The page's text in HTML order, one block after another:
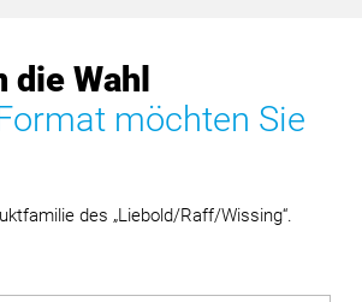
die Wahl
möchten Sie
des „Liebold/Raff/Wissing“.